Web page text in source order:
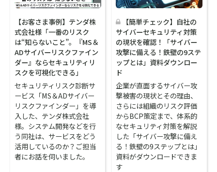
【お客さま事例】テンダ株
式会社様「一番のリスク
は“知らないこと”。『MS＆
ADサイバーリスクファイン
ダー』ならセキュリティリ
スクを可視化できる」
セキュリティリスク診断サ
ービス「MS＆ADサイバー
リスクファインダー」を導
入した、テンダ株式会社
様。システム開発などを行
う同社は、サービスをどう
活用しているのか？ご担当
者にお話を伺いました。
【簡単チェック】自社の
サイバーセキュリティ対策
の現状を確認！「サイバー
攻撃に備える！鉄壁の9ステ
ップとは」資料ダウンロー
ド
企業が直面するサイバー攻
撃被害の現状とその理由、
さらには組織のリスク評価
からBCP策定まで、体系的
なセキュリティ対策を解説
した「サイバー攻撃に備え
る！鉄壁の9ステップとは」
資料がダウンロードできま
す